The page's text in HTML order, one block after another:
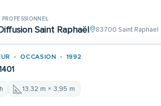
Saint Raphaël 83700 Saint Raphael
OCCASION 1992
13,32 m × 3,95 m